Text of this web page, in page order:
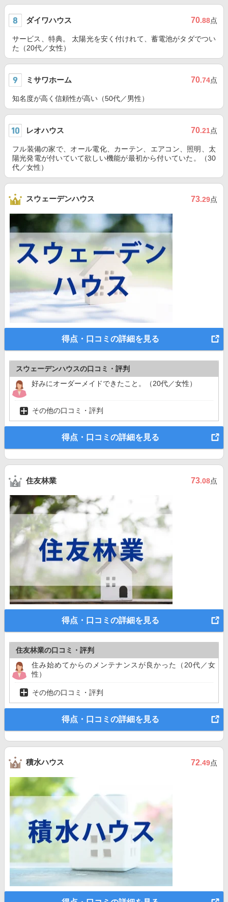
ダイワハウス 70.88点
サービス、特典。 太陽光を安く付けれて、蓄電池がタダでつい
た（20代／女性）
ミサワホーム 70.74点
知名度が高く信頼性が高い（50代／男性）
レオハウス 70.21点
フル装備の家で、オール電化、カーテン、エアコン、照明、太
陽光発電が付いていて欲しい機能が最初から付いていた。（30
代／女性）
スウェーデンハウス 73.29点
得点・口コミの詳細を見る
スウェーデンハウスの口コミ・評判
好みにオーダーメイドできたこと。（20代／女性）
その他の口コミ・評判
得点・口コミの詳細を見る
住友林業 73.08点
得点・口コミの詳細を見る
住友林業の口コミ・評判
住み始めてからのメンテナンスが良かった（20代／女
性）
その他の口コミ・評判
得点・口コミの詳細を見る
積水ハウス 72.49点